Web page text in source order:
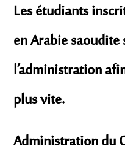
Les étudiants
en Arabie
l’administration
plus vite.
Administration du